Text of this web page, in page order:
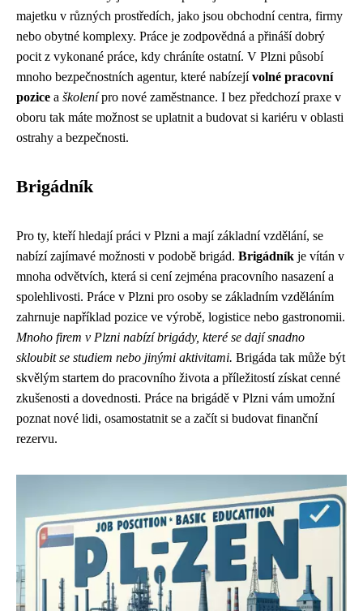
majetku v různých prostředích, jako jsou obchodní centra, firmy
nebo obytné komplexy. Práce je zodpovědná a přináší dobrý
pocit z vykonané práce, kdy chráníte ostatní. V Plzni působí
mnoho bezpečnostních agentur, které nabízejívolné pracovní
pozice a školenípro nové zaměstnance. I bez předchozí praxe v
oboru tak máte možnost se uplatnit a budovat si kariéru v oblasti
ostrahy a bezpečnosti.
Brigádník
Pro ty, kteří hledají práci v Plzni a mají základní vzdělání, se
nabízí zajímavé možnosti v podobě brigád. Brigádník je vítán v
mnoha odvětvích, která si cení zejména pracovního nasazení a
spolehlivosti. Práce v Plzni pro osoby se základním vzděláním
zahrnuje například pozice ve výrobě, logistice nebo gastronomii.
Mnoho firem v Plzni nabízí brigády, které se dají snadno
skloubit se studiem nebo jinými aktivitami. Brigáda tak může být
skvělým startem do pracovního života a příležitostí získat cenné
zkušenosti a dovednosti. Práce na brigádě v Plzni vám umožní
poznat nové lidi, osamostatnit se a začít si budovat finanční
rezervu.